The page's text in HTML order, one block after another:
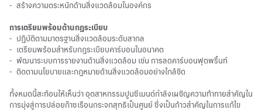
- สร้างความตระหนักด้านสิ่งแวดล้อมในองค์กร
การเตรียมพร้อมด้านกฎระเบียบ
- ปฏิบัติตามมาตรฐานสิ่งแวดล้อมระดับสากล
- เตรียมพร้อมสำหรับกฎระเบียบคาร์บอนในอนาคต
- พัฒนาระบบการรายงานด้านสิ่งแวดล้อม เช่น การลดคาร์บอนฟุตพริ้นท์
- ติดตามนโยบายและกฎหมายด้านสิ่งแวดล้อมอย่างใกล้ชิด
ทั้งหมดนี้สะท้อนให้เห็นว่า อุตสาหกรรมปูนซีเมนต์กำลังเผชิญความท้าทายสำคัญใน
การมุ่งสู่การปล่อยก๊าซเรือนกระจกสุทธิเป็นศูนย์ ซึ่งเป็นก้าวสำคัญในการแก้ไข